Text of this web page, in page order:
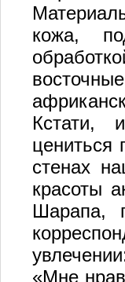
кожа,
Кстати,
цениться
стенах
красоты
Шарапа,
«Мне